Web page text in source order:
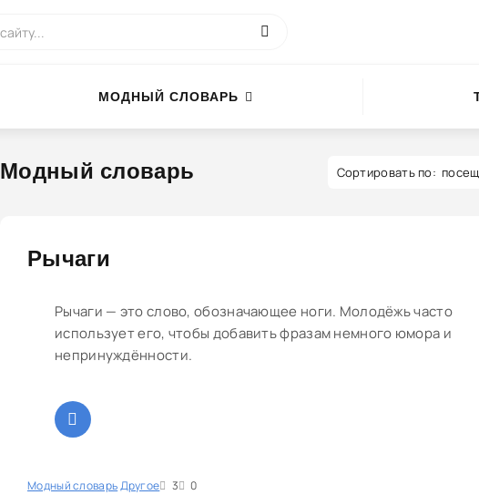
МОДНЫЙ СЛОВАРЬ
Модный словарь
Рычаги
Рычаги — это слово, обозначающее ноги. Молодёжь часто
использует его, чтобы добавить фразам немного юмора и
непринуждённости.
Модный словарьДругое 3 0
1 2 3 4 5